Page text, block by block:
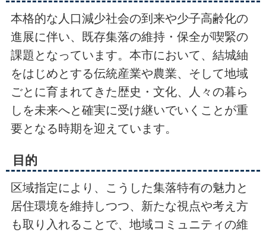
本格的な人口減少社会の到来や少子高齢化の
進展に伴い、既存集落の維持・保全が喫緊の
課題となっています。本市において、結城紬
をはじめとする伝統産業や農業、そして地域
ごとに育まれてきた歴史・文化、人々の暮ら
しを未来へと確実に受け継いでいくことが重
要となる時期を迎えています。
目的
区域指定により、こうした集落特有の魅力と
居住環境を維持しつつ、新たな視点や考え方
も取り入れることで、地域コミュニティの維